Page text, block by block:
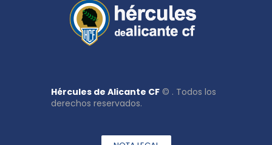
Hércules de Alicante CF © . Todos los
derechos reservados.